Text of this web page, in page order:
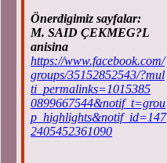
Önerdigimiz sayfalar:
M. SAID ÇEKMEG?L
anisina
https://www.facebook.com/
groups/35152852543/?mul
ti_permalinks=1015385
0899667544&notif_t=grou
p_highlights&notif_id=147
2405452361090